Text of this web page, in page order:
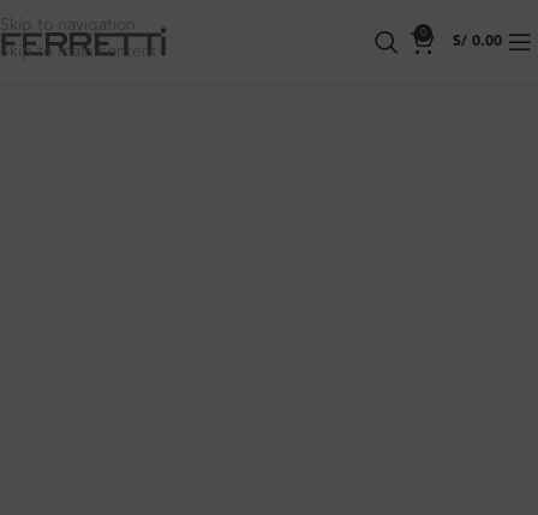
Skip to navigation
Skip to main content
0
S/ 0.00